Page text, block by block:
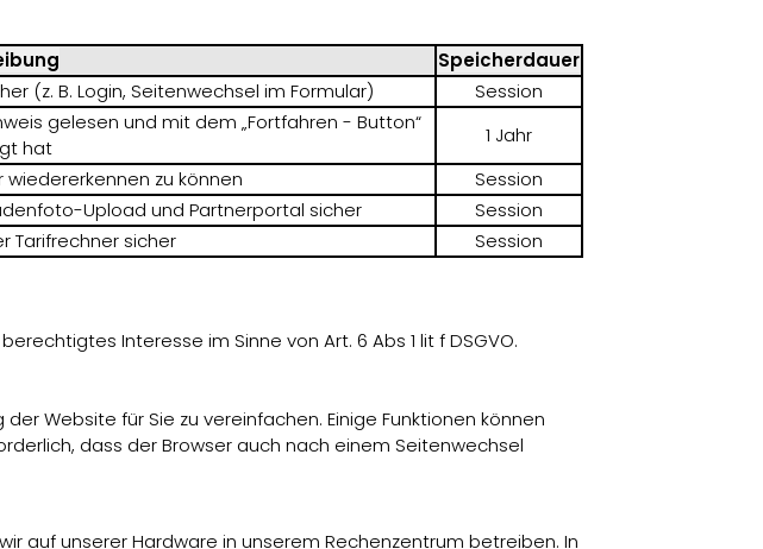
Speicherdauer
(z. B. Login, Seitenwechsel im Formular)
Session
gelesen und mit dem „Fortfahren - Button“
hat
1 Jahr
zu können
Session
Upload und Partnerportal sicher
Session
Tarifrechner sicher Session
Interesse im Sinne von Art. 6 Abs 1 lit f DSGVO.
Website für Sie zu vereinfachen. Einige Funktionen können
dass der Browser auch nach einem Seitenwechsel
auf unserer Hardware in unserem Rechenzentrum betreiben. In